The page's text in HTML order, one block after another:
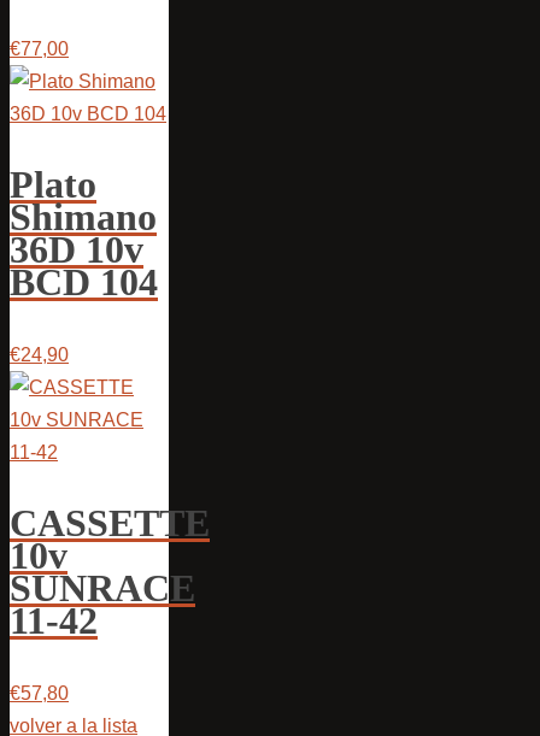
€77,00
Plato
Shimano
36D 10v
BCD 104
€24,90
CASSETTE
10v
SUNRACE
11-42
€57,80
volver a la lista